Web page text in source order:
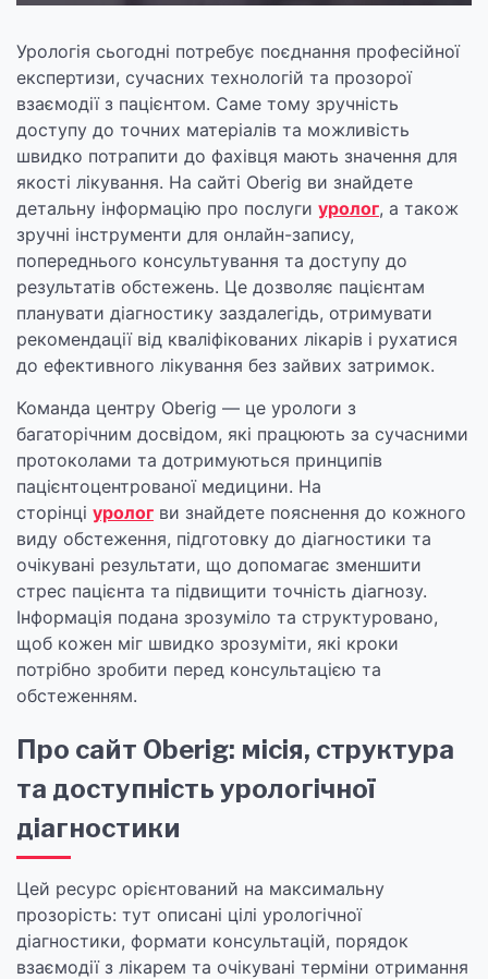
Урологія сьогодні потребує поєднання професійної
експертизи, сучасних технологій та прозорої
взаємодії з пацієнтом. Саме тому зручність
доступу до точних матеріалів та можливість
швидко потрапити до фахівця мають значення для
якості лікування. На сайті Oberig ви знайдете
детальну інформацію про послуги уролог, а також
зручні інструменти для онлайн-запису,
попереднього консультування та доступу до
результатів обстежень. Це дозволяє пацієнтам
планувати діагностику заздалегідь, отримувати
рекомендації від кваліфікованих лікарів і рухатися
до ефективного лікування без зайвих затримок.
Команда центру Oberig — це урологи з
багаторічним досвідом, які працюють за сучасними
протоколами та дотримуються принципів
пацієнтоцентрованої медицини. На
сторінці уролог ви знайдете пояснення до кожного
виду обстеження, підготовку до діагностики та
очікувані результати, що допомагає зменшити
стрес пацієнта та підвищити точність діагнозу.
Інформація подана зрозуміло та структуровано,
щоб кожен міг швидко зрозуміти, які кроки
потрібно зробити перед консультацією та
обстеженням.
Про сайт Oberig: місія, структура
та доступність урологічної
діагностики
Цей ресурс орієнтований на максимальну
прозорість: тут описані цілі урологічної
діагностики, формати консультацій, порядок
взаємодії з лікарем та очікувані терміни отримання